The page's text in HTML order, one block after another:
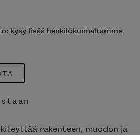
kysy lisää henkilökunnaltamme
rakenteen, muodon ja